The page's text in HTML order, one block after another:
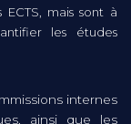
mais sont à
les études
internes
ainsi que les